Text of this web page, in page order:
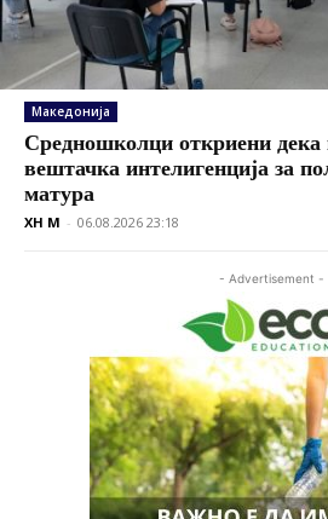
Македонија
Средношколци откриени дека
вештачка интелигенција за
матура
XH M - 06.08.2026 23:18
- Advertisement -